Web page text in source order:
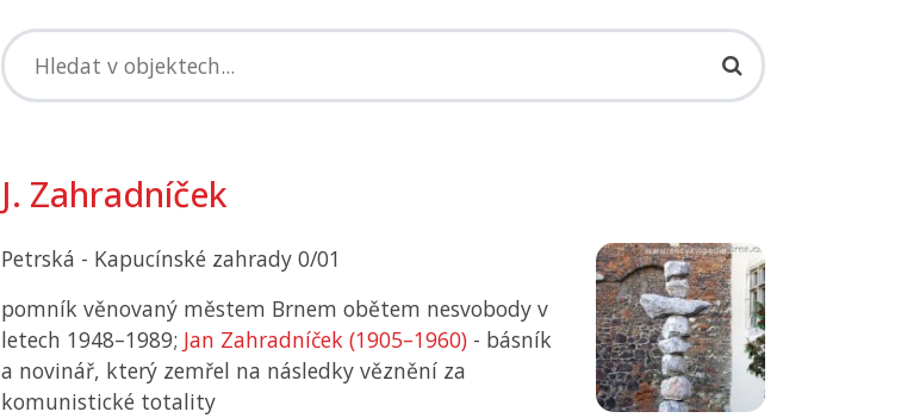
J. Zahradníček
Petrská - Kapucínské zahrady 0/01
pomník věnovaný městem Brnem obětem nesvobody v
letech 1948–1989; Jan Zahradníček (1905–1960) - básník
a novinář, který zemřel na následky věznění za
komunistické totality